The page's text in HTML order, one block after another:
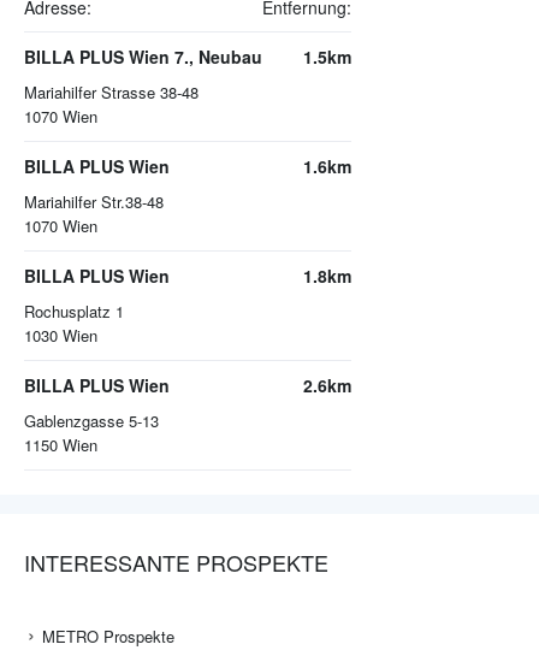
Adresse: Entfernung:
BILLA PLUS Wien 7., Neubau
Mariahilfer Strasse 38-48
1070 Wien
1.5km
BILLA PLUS Wien
Mariahilfer Str.38-48
1070 Wien
1.6km
BILLA PLUS Wien
Rochusplatz 1
1030 Wien
1.8km
BILLA PLUS Wien
Gablenzgasse 5-13
1150 Wien
2.6km
INTERESSANTE PROSPEKTE
METRO Prospekte